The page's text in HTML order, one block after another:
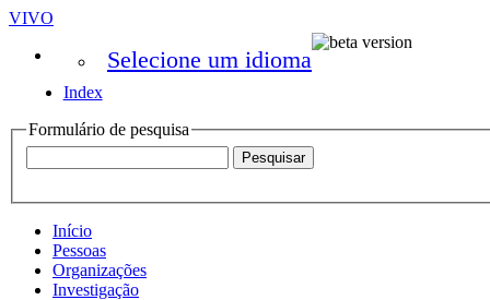
VIVO
Selecione um idioma
Index
Formulário de pesquisa
Início
Pessoas
Organizações
Investigação